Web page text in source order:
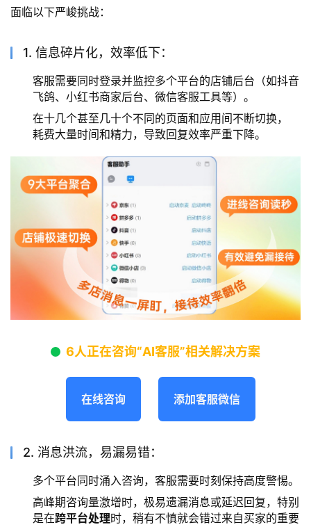
面临以下严峻挑战：
1. 信息碎片化，效率低下：
客服需要同时登录并监控多个平台的店铺后台（如抖音
飞鸽、小红书商家后台、微信客服工具等）。
在十几个甚至几十个不同的页面和应用间不断切换，
耗费大量时间和精力，导致回复效率严重下降。
6人正在咨询“AI客服”相关解决方案
在线咨询 添加客服微信
2. 消息洪流，易漏易错：
多个平台同时涌入咨询，客服需要时刻保持高度警惕。
高峰期咨询量激增时，极易遗漏消息或延迟回复，特别
是在跨平台处理时，稍有不慎就会错过来自买家的重要